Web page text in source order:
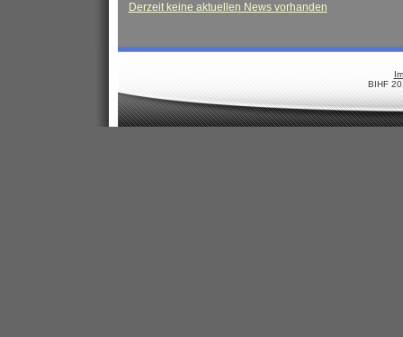
Derzeit keine aktuellen News vorhanden
BIHF